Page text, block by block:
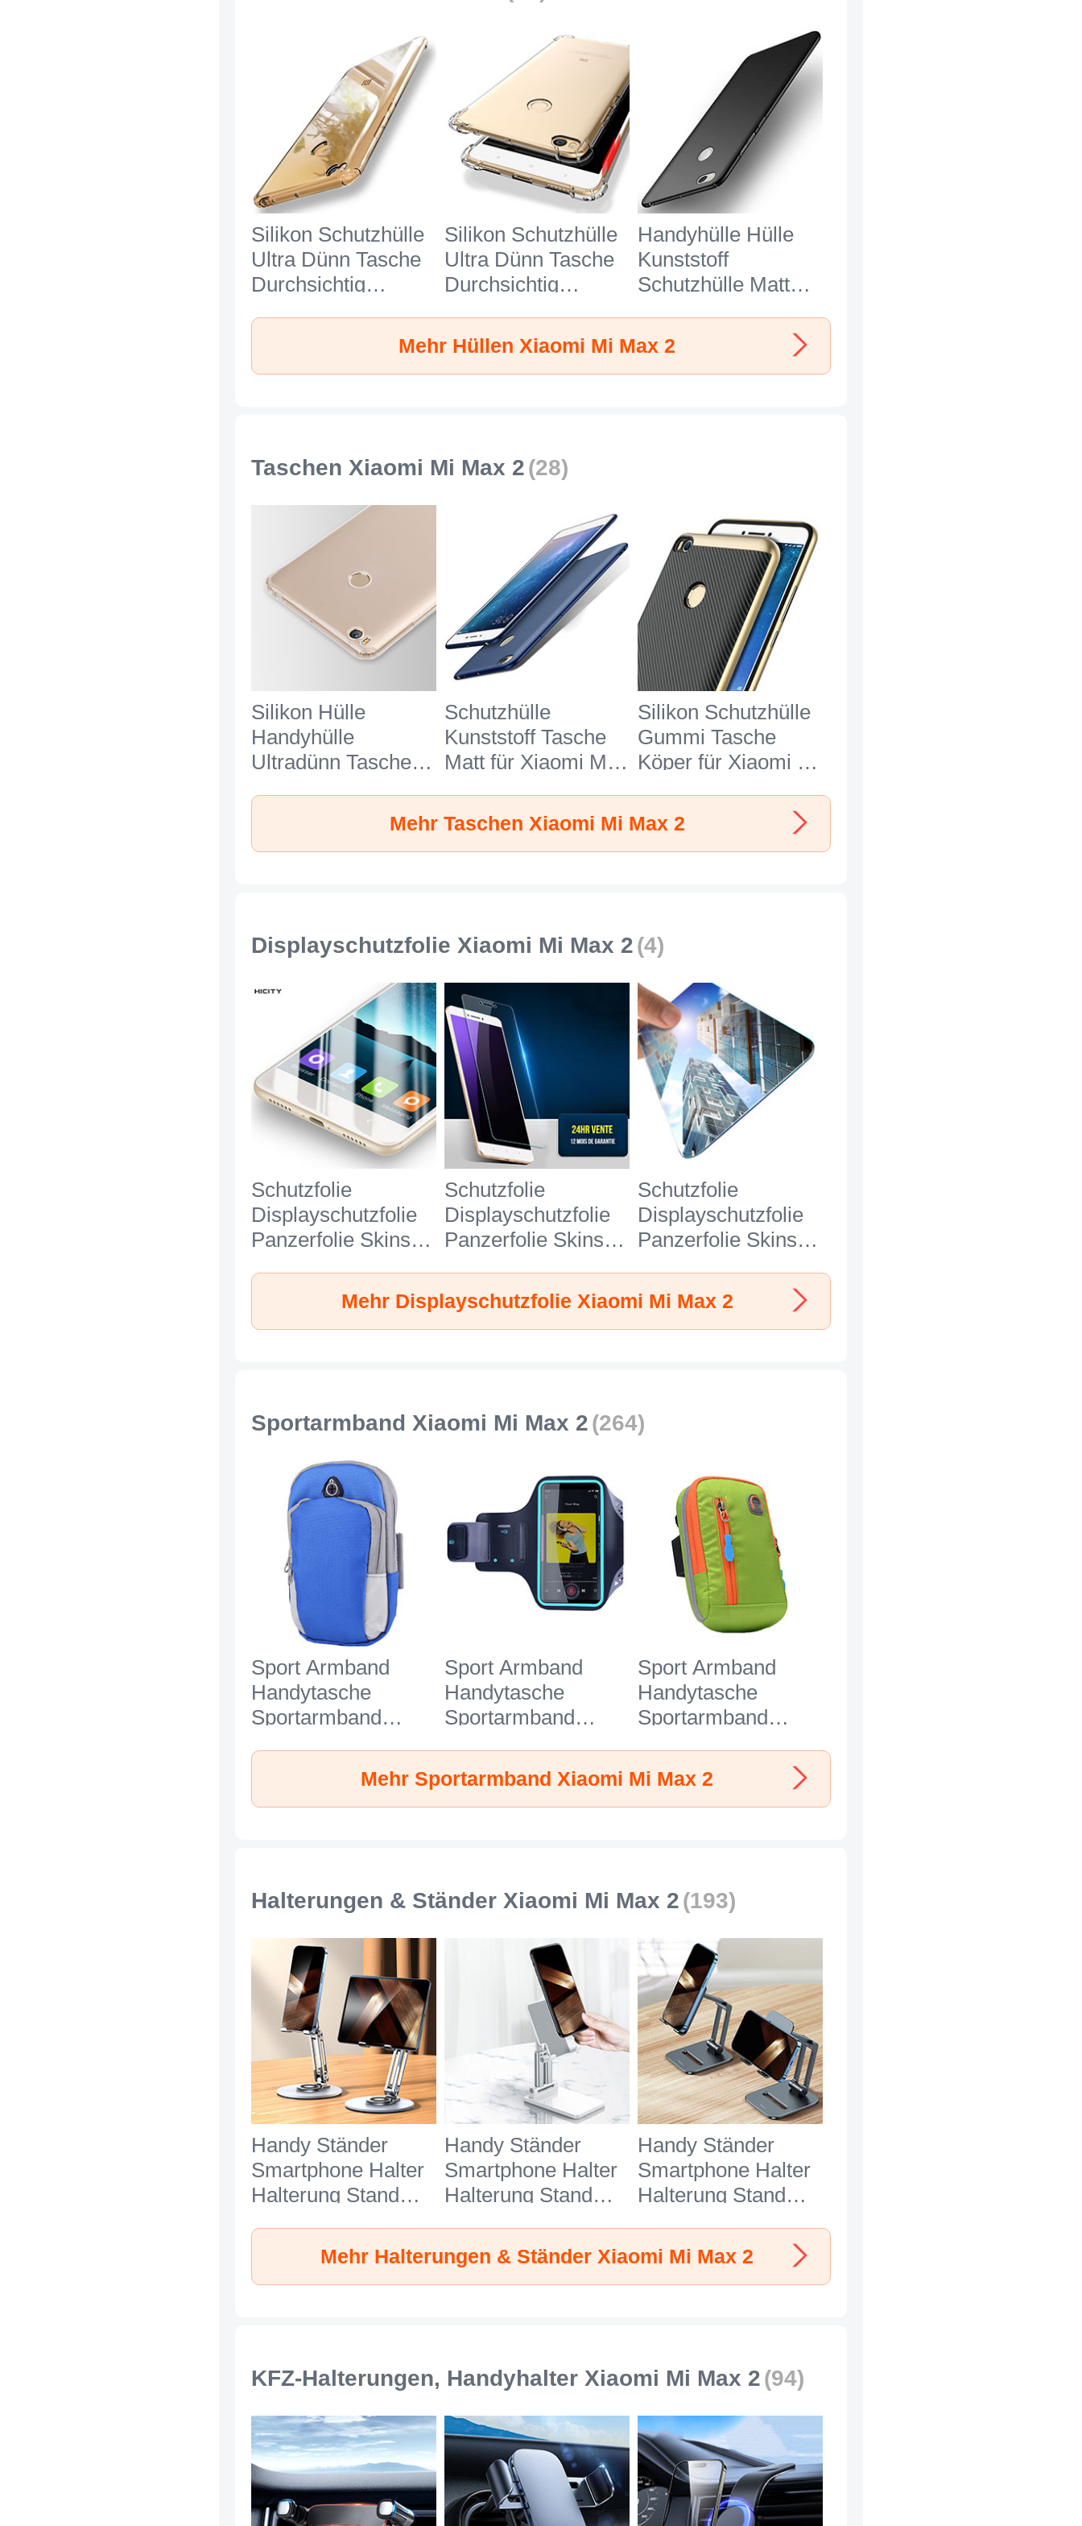
Silikon Schutzhülle
Ultra Dünn Tasche
Durchsichtig
Xiaomi Mi Max 2
Silikon Schutzhülle
Ultra Dünn Tasche
Durchsichtig
Xiaomi Mi Max 2
Klar
Handyhülle Hülle
Kunststoff
Schutzhülle Matt
Max 2 Schwarz
Mehr Hüllen Xiaomi Mi Max 2
Taschen Xiaomi Mi Max 2(28)
Silikon Hülle
Handyhülle
Ultradünn Tasche
Transparent für
Xiaomi Mi Max 2
Schutzhülle
Kunststoff Tasche
Matt für Xiaomi Mi
Silikon Schutzhülle
Gummi Tasche
Köper für Xiaomi Mi
Mehr Taschen Xiaomi Mi Max 2
Displayschutzfolie Xiaomi Mi Max 2(4)
Schutzfolie
Displayschutzfolie
Panzerfolie Skins
Gehärtetes Glas
Glasfolie für Xiaomi
Schutzfolie
Displayschutzfolie
Panzerfolie Skins
Gehärtetes Glas
Glasfolie Anti Blue
Schutzfolie
Displayschutzfolie
Panzerfolie Skins
Gehärtetes Glas
Glasfolie T02 für
Mehr Displayschutzfolie Xiaomi Mi Max 2
Sportarmband Xiaomi Mi Max 2(264)
Sport Armband
Handytasche
Sportarmband
Universal A11 für
Xiaomi Mi Max 2
Sport Armband
Handytasche
Sportarmband
Universal G03 für
Xiaomi Mi Max 2
Sport Armband
Handytasche
Sportarmband
Universal A10 für
Xiaomi Mi Max 2
Mehr Sportarmband Xiaomi Mi Max 2
Halterungen & Ständer Xiaomi Mi Max 2(193)
Handy Ständer
Smartphone Halter
Halterung Stand
Xiaomi Mi Max 2
Handy Ständer
Smartphone Halter
Halterung Stand
Xiaomi Mi Max 2
Weiß
Handy Ständer
Smartphone Halter
Halterung Stand
Xiaomi Mi Max 2
Schwarz
Mehr Halterungen & Ständer Xiaomi Mi Max 2
KFZ-Halterungen, Handyhalter Xiaomi Mi Max 2(94)